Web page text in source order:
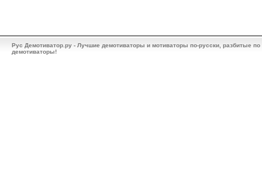
Рус Демотиватор.ру - Лучшие демотиваторы и мотиваторы по-русски, разбитые
демотиваторы!